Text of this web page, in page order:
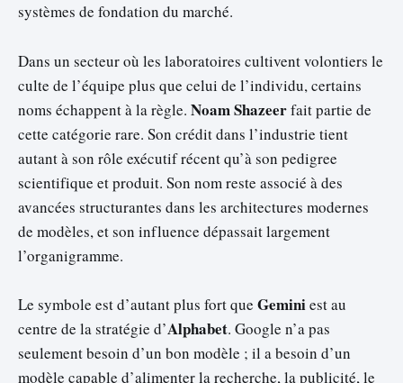
systèmes de fondation du marché.
Dans un secteur où les laboratoires cultivent volontiers le
culte de l’équipe plus que celui de l’individu, certains
noms échappent à la règle. Noam Shazeerfait partie de
cette catégorie rare. Son crédit dans l’industrie tient
autant à son rôle exécutif récent qu’à son pedigree
scientifique et produit. Son nom reste associé à des
avancées structurantes dans les architectures modernes
de modèles, et son influence dépassait largement
l’organigramme.
Le symbole est d’autant plus fort que Geminiest au
centre de la stratégie d’Alphabet. Google n’a pas
seulement besoin d’un bon modèle ; il a besoin d’un
modèle capable d’alimenter la recherche, la publicité, le